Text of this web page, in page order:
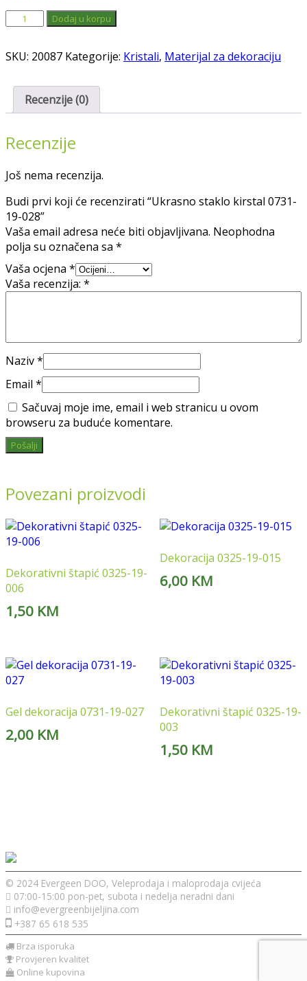
Ukrasno
0731-
028
količina
Dodaj u korpu
SKU: 20087 Kategorije: Kristali, Materijal za dekoraciju
Recenzije (0)
Recenzije
Još nema recenzija.
Budi prvi koji će recenzirati “Ukrasno staklo kirstal 0731-
19-028”
Vaša email adresa neće biti objavljivana. Neophodna
polja su označena sa *
Vaša ocjena *
Vaša recenzija: *
Naziv*
Email *
Sačuvaj moje ime, email i web stranicu u ovom
browseru za buduće komentare.
Povezani proizvodi
Dekorativni štapić 0325-19-
006
1,50 KM
Dekoracija 0325-19-015
6,00 KM
Gel dekoracija 0731-19-027
2,00 KM
Dekorativni štapić 0325-19-
003
1,50 KM
© 2024 Evergeen DOO, Veleprodaja i maloprodaja cvijeća
07:00-15:00 pon-pet, subota i nedelja neradni dani
info@evergreenbijeljina.com
+387 65 618 535
Brza isporuka
Provjeren kvalitet
Online kupovina